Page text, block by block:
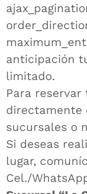
anticipación
limitado.
Para
directamente
sucursales o
Si deseas
lugar,
Cel./